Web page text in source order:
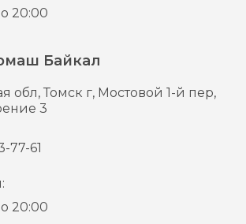
20:00
Байкал
обл, Томск г, Мостовой 1-й пер,
3
77-61
20:00